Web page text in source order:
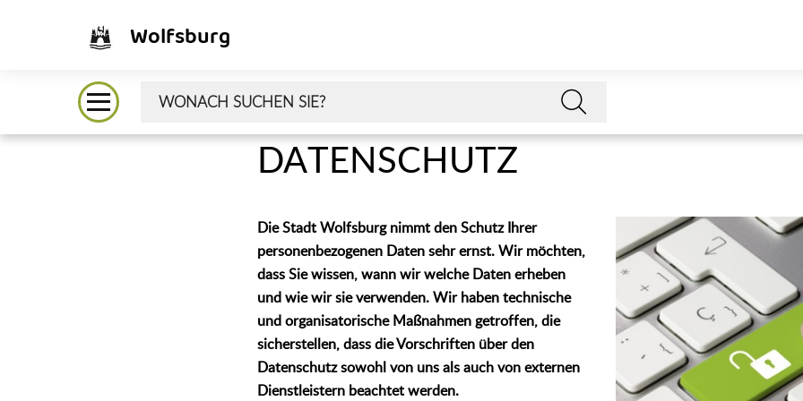
Wolfsburg
DATENSCHUTZ
Die Stadt Wolfsburg nimmt den Schutz Ihrer
personenbezogenen Daten sehr ernst. Wir möchten,
dass Sie wissen, wann wir welche Daten erheben
und wie wir sie verwenden. Wir haben technische
und organisatorische Maßnahmen getroffen, die
sicherstellen, dass die Vorschriften über den
Datenschutz sowohl von uns als auch von externen
Dienstleistern beachtet werden.